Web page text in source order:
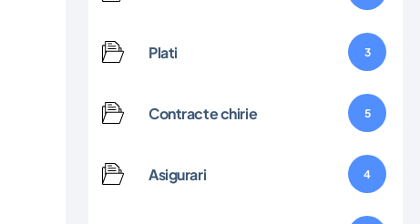
Plati 3
Contracte chirie 5
Asigurari 4